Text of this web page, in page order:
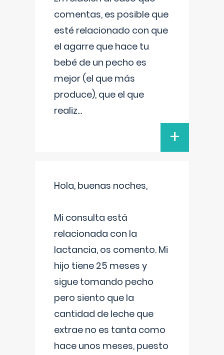
comentas, es posible que
esté relacionado con que
el agarre que hace tu
bebé de un pecho es
mejor (el que más
produce), que el que
realiz...
+
Hola, buenas noches,
Mi consulta está
relacionada con la
lactancia, os comento. Mi
hijo tiene 25 meses y
sigue tomando pecho
pero siento que la
cantidad de leche que
extrae no es tanta como
hace unos meses, puesto